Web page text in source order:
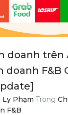
doanh trên
doanh F&B
Ly Phạm Trong
F&B